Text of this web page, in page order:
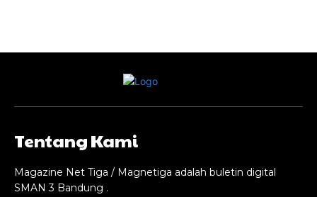
Tentang Kami
Magazine Net Tiga / Magnetiga adalah buletin digital
SMAN 3 Bandung .